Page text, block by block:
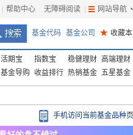
帮助中心 无障碍阅读 网站导航
基金代码 基金公司 ★ 收藏
活期宝 指数宝 稳健理财 高端理财
基金导购 收益排行 热销基金 五星基金
手机访问当前基金品种页